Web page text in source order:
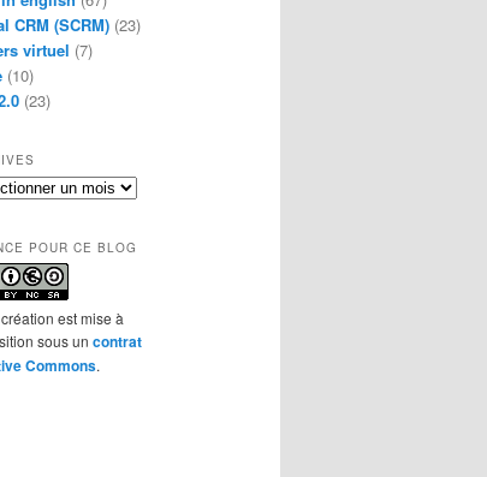
CRM (SCRM) (23)
virtuel (7)
(10)
(23)
POUR CE BLOG
est mise à
sous un contrat
Commons.